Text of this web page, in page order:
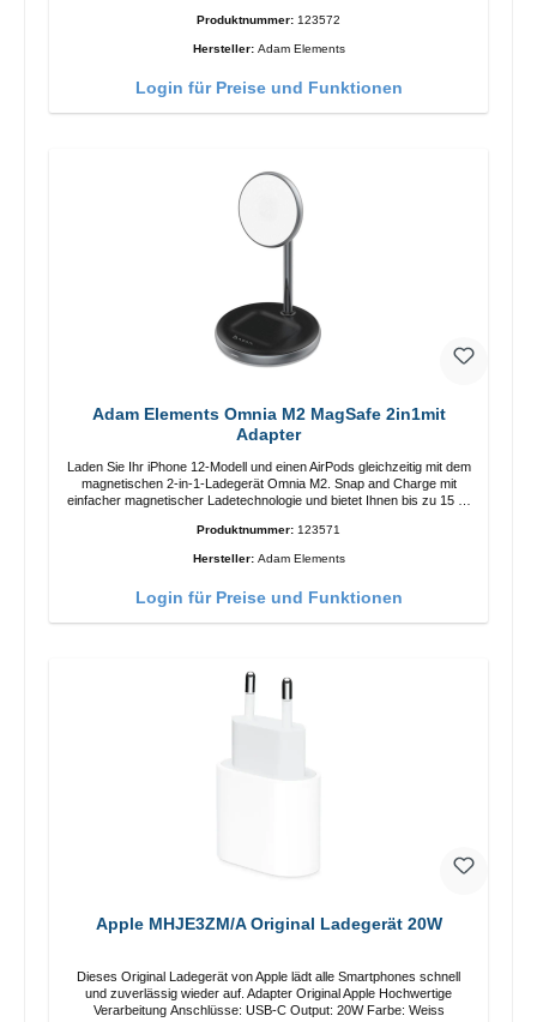
ermöglicht das Design mit einstellbarem Ladewinkel eine einfache
Anpassung der Ladeposition für das iPhone 12 für das beste Erlebnis.
Serie Laden Sie Ihr iPhone bequem vertikal oder horizontal auf Auf
Produktnummer: 123572
Hersteller: Adam Elements
Login für Preise und Funktionen
Adam Elements Omnia M2 MagSafe 2in1mit
Adapter
Laden Sie Ihr iPhone 12-Modell und einen AirPods gleichzeitig mit dem
magnetischen 2-in-1-Ladegerät Omnia M2. Snap and Charge mit
einfacher magnetischer Ladetechnologie und bietet Ihnen bis zu 15 W
ermöglicht das Design mit einstellbarem Ladewinkel eine einfache
Anpassung der Ladeposition für das iPhone 12 für das beste Erlebnis.
Serie Laden Sie Ihr iPhone bequem vertikal oder horizontal auf Auf
Produktnummer: 123571
Hersteller: Adam Elements
Login für Preise und Funktionen
Apple MHJE3ZM/A Original Ladegerät 20W
Dieses Original Ladegerät von Apple lädt alle Smartphones schnell
und zuverlässig wieder auf. Adapter Original Apple Hochwertige
Verarbeitung Anschlüsse: USB-C Output: 20W Farbe: Weiss